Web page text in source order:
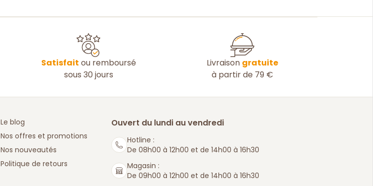
Satisfait ou remboursé
sous 30 jours
Livraison gratuite
à partir de 79 €
Le blog
Nos offres et promotions
Nos nouveautés
Politique de retours
Ouvert du lundi au vendredi
Hotline :
De 08h00 à 12h00 et de 14h00 à 16h30
Magasin :
De 09h00 à 12h00 et de 14h00 à 16h30